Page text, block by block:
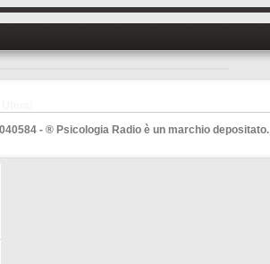
- ® Psicologia Radio è un marchio depositato.